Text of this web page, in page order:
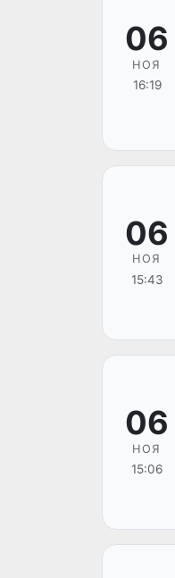
06
НОЯ
16:19
06
НОЯ
15:43
06
НОЯ
15:06